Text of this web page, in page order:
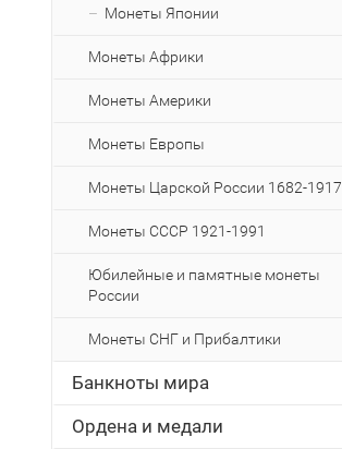
Монеты Японии
Монеты Африки
Монеты Америки
Монеты Европы
Монеты Царской России 1682-1917
Монеты СССР 1921-1991
Юбилейные и памятные монеты
России
Монеты СНГ и Прибалтики
Банкноты мира
Ордена и медали